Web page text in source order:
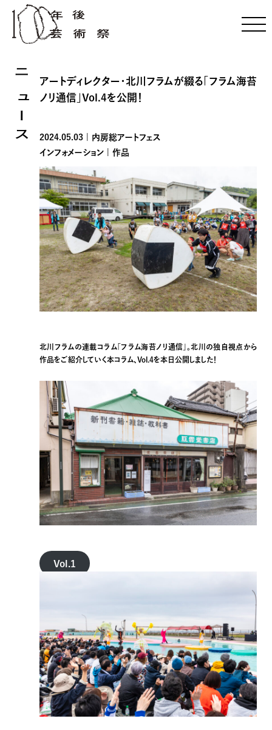
ニュース
アートディレクター・北川フラムが綴る「フラム海苔
ノリ通信」Vol.4を公開！
2024.05.03 | 内房総アートフェス
インフォメーション | 作品
北川フラムの連載コラム「フラム海苔ノリ通信」。北川の独自視点から
作品をご紹介していく本コラム、Vol.4を本日公開しました！
Vol.1